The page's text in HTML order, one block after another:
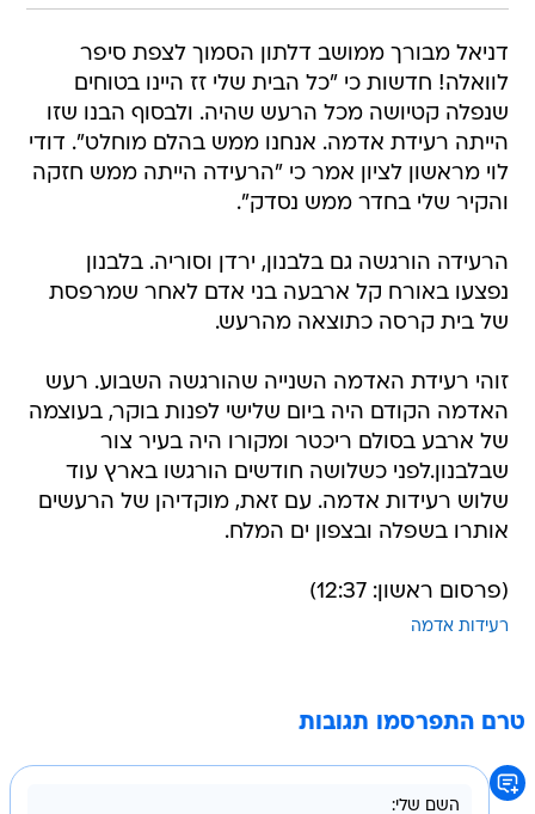
דניאל מבורך ממושב דלתון הסמוך לצפת סיפר
לוואלה! חדשות כי "כל הבית שלי זז היינו בטוחים
שנפלה קטיושה מכל הרעש שהיה. ולבסוף הבנו שזו
הייתה רעידת אדמה. אנחנו ממש בהלם מוחלט". דודי
לוי מראשון לציון אמר כי "הרעידה הייתה ממש חזקה
והקיר שלי בחדר ממש נסדק".
הרעידה הורגשה גם בלבנון, ירדן וסוריה. בלבנון
נפצעו באורח קל ארבעה בני אדם לאחר שמרפסת
של בית קרסה כתוצאה מהרעש.
זוהי רעידת האדמה השנייה שהורגשה השבוע. רעש
האדמה הקודם היה ביום שלישי לפנות בוקר, בעוצמה
של ארבע בסולם ריכטר ומקורו היה בעיר צור
שבלבנון.לפני כשלושה חודשים הורגשו בארץ עוד
שלוש רעידות אדמה. עם זאת, מוקדיהן של הרעשים
אותרו בשפלה ובצפון ים המלח.
(פרסום ראשון: 12:37)
רעידות אדמה
טרם התפרסמו תגובות